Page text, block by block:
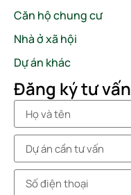
Căn hộ chung cư
Nhà ở xã hội
Dự án khác
Đăng ký tư vấn